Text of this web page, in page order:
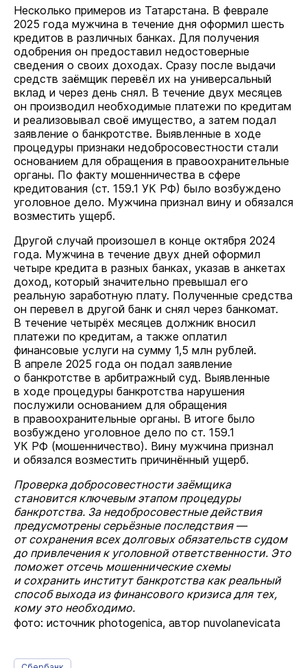
Несколько примеров из Татарстана. В феврале
2025 года мужчина в течение дня оформил шесть
кредитов в различных банках. Для получения
одобрения он предоставил недостоверные
сведения о своих доходах. Сразу после выдачи
средств заёмщик перевёл их на универсальный
вклад и через день снял. В течение двух месяцев
он производил необходимые платежи по кредитам
и реализовывал своё имущество, а затем подал
заявление о банкротстве. Выявленные в ходе
процедуры признаки недобросовестности стали
основанием для обращения в правоохранительные
органы. По факту мошенничества в сфере
кредитования (ст. 159.1 УК РФ) было возбуждено
уголовное дело. Мужчина признал вину и обязался
возместить ущерб.
Другой случай произошел в конце октября 2024
года. Мужчина в течение двух дней оформил
четыре кредита в разных банках, указав в анкетах
доход, который значительно превышал его
реальную заработную плату. Полученные средства
он перевел в другой банк и снял через банкомат.
В течение четырёх месяцев должник вносил
платежи по кредитам, а также оплатил
финансовые услуги на сумму 1,5 млн рублей.
В апреле 2025 года он подал заявление
о банкротстве в арбитражный суд. Выявленные
в ходе процедуры банкротства нарушения
послужили основанием для обращения
в правоохранительные органы. В итоге было
возбуждено уголовное дело по ст. 159.1
УК РФ (мошенничество). Вину мужчина признал
и обязался возместить причинённый ущерб.
Проверка добросовестности заёмщика
становится ключевым этапом процедуры
банкротства. За недобросовестные действия
предусмотрены серьёзные последствия —
от сохранения всех долговых обязательств судом
до привлечения к уголовной ответственности. Это
поможет отсечь мошеннические схемы
и сохранить институт банкротства как реальный
способ выхода из финансового кризиса для тех,
кому это необходимо.
фото: источник photogenica, автор nuvolanevicata